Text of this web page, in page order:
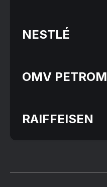
NESTLÉ
OMV PETROM
RAIFFEISEN